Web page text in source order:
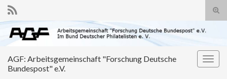
Search for:
AGF: Arbeitsgemeinschaft "Forschung Deutsche
Bundespost" e.V.